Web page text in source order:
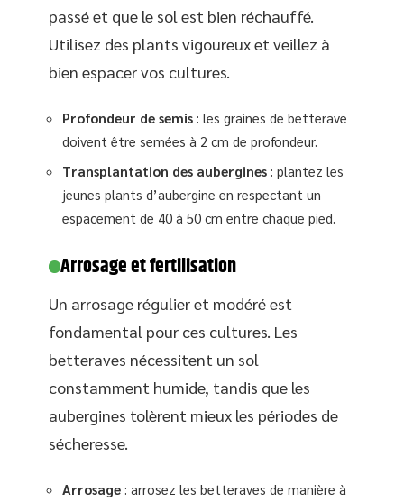
passé et que le sol est bien réchauffé.
Utilisez des plants vigoureux et veillez à
bien espacer vos cultures.
Profondeur de semis : les graines de betterave
doivent être semées à 2 cm de profondeur.
Transplantation des aubergines : plantez les
jeunes plants d’aubergine en respectant un
espacement de 40 à 50 cm entre chaque pied.
Arrosage et fertilisation
Un arrosage régulier et modéré est
fondamental pour ces cultures. Les
betteraves nécessitent un sol
constamment humide, tandis que les
aubergines tolèrent mieux les périodes de
sécheresse.
Arrosage : arrosez les betteraves de manière à